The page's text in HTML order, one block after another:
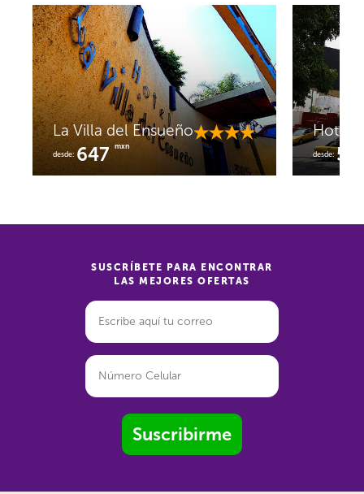
La Villa del Ensueño
desde: 647mxn
Hotel
desde:
SUSCRÍBETE PARA ENCONTRAR
LAS MEJORES OFERTAS
Suscribirme